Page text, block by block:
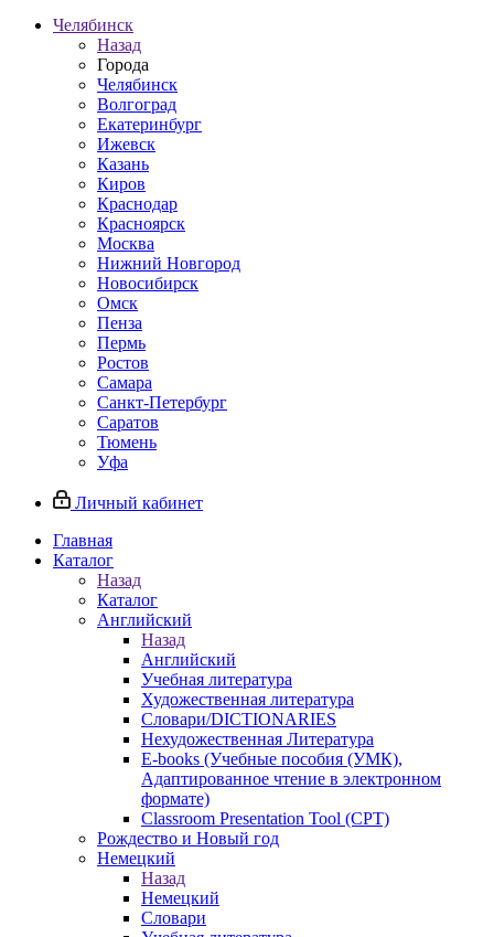
Челябинск
Назад
Города
Челябинск
Волгоград
Екатеринбург
Ижевск
Казань
Киров
Краснодар
Красноярск
Москва
Нижний Новгород
Новосибирск
Омск
Пенза
Пермь
Ростов
Самара
Санкт-Петербург
Саратов
Тюмень
Уфа
Личный кабинет
Главная
Каталог
Назад
Каталог
Английский
Назад
Английский
Учебная литература
Художественная литература
Словари/DICTIONARIES
Нехудожественная Литература
E-books (Учебные пособия (УМК),
Адаптированное чтение в электронном
формате)
Classroom Presentation Tool (CPT)
Рождество и Новый год
Немецкий
Назад
Немецкий
Словари